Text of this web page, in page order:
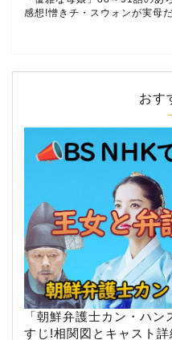
感想!憎きチ・スウォンが実母
おす
「朝鮮弁護士カン・ハ
すじ!相関図とキャスト詳